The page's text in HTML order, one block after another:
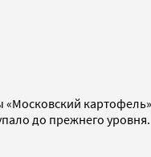
«Московский
до прежнего уровня.